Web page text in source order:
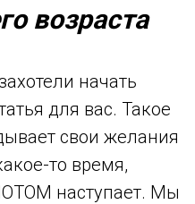
возраста
начать
для вас. Такое
свои желания
то время,
наступает. Мы